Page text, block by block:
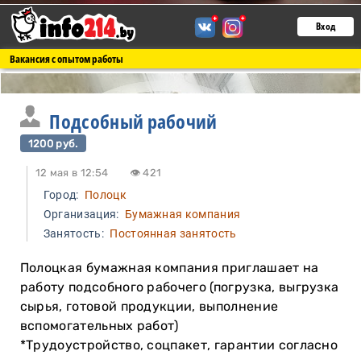
Вход
Вакансия с опытом работы
Подсобный рабочий
1200 руб.
12 мая в 12:54 👁 421
Город: Полоцк
Организация: Бумажная компания
Занятость:Постоянная занятость
Полоцкая бумажная компания приглашает на
работу подсобного рабочего (погрузка, выгрузка
сырья, готовой продукции, выполнение
вспомогательных работ)
*Трудоустройство, соцпакет, гарантии согласно